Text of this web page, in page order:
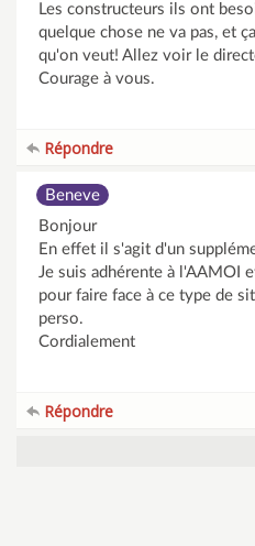
Les constructeurs ils ont
quelque chose ne va pas, et
qu'on veut! Allez voir le
Courage à vous.
Répondre
Beneve
Bonjour
En effet il s'agit d'un
Je suis adhérente à l'AAMOI
pour faire face à ce type de
perso.
Cordialement
Répondre